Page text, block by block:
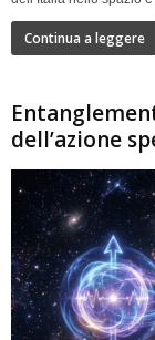
Continua a leggere
dell’azione